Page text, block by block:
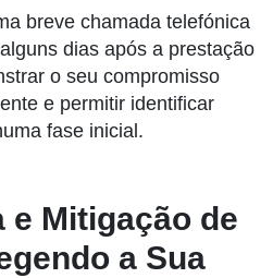
breve chamada telefónica
dias após a prestação
o seu compromisso
e permitir identificar
fase inicial.
e Mitigação de
a Sua